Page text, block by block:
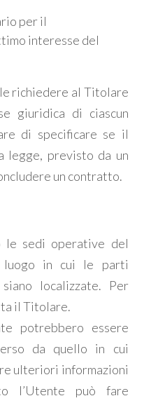
per il
interesse del
richiedere al Titolare
giuridica di ciascun
di specificare se il
legge, previsto da un
un contratto.
sedi operative del
in cui le parti
localizzate. Per
il Titolare.
potrebbero essere
da quello in cui
ulteriori informazioni
l’Utente può fare